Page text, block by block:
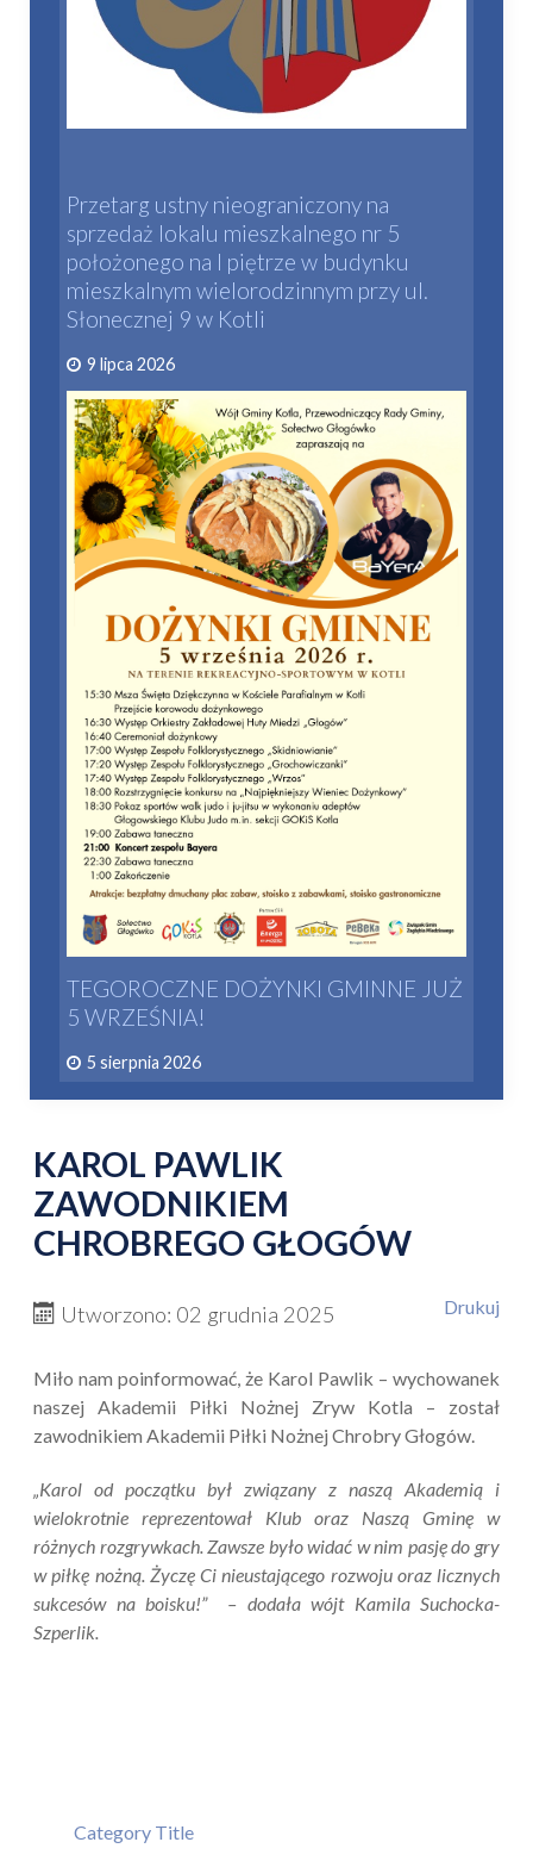
Przetarg ustny nieograniczony na
sprzedaż lokalu mieszkalnego nr 5
położonego na I piętrze w budynku
mieszkalnym wielorodzinnym przy ul.
Słonecznej 9 w Kotli
9 lipca 2026
TEGOROCZNE DOŻYNKI GMINNE JUŻ
5 WRZEŚNIA!
5 sierpnia 2026
KAROL PAWLIK
ZAWODNIKIEM
CHROBREGO GŁOGÓW
Drukuj
Utworzono: 02 grudnia 2025
Miło nam poinformować, że Karol Pawlik – wychowanek
naszej Akademii Piłki Nożnej Zryw Kotla – został
zawodnikiem Akademii Piłki Nożnej Chrobry Głogów.
„Karol od początku był związany z naszą Akademią i
wielokrotnie reprezentował Klub oraz Naszą Gminę w
różnych rozgrywkach. Zawsze było widać w nim pasję do gry
w piłkę nożną. Życzę Ci nieustającego rozwoju oraz licznych
sukcesów na boisku!” – dodała wójt Kamila Suchocka-
Szperlik.
Category Title